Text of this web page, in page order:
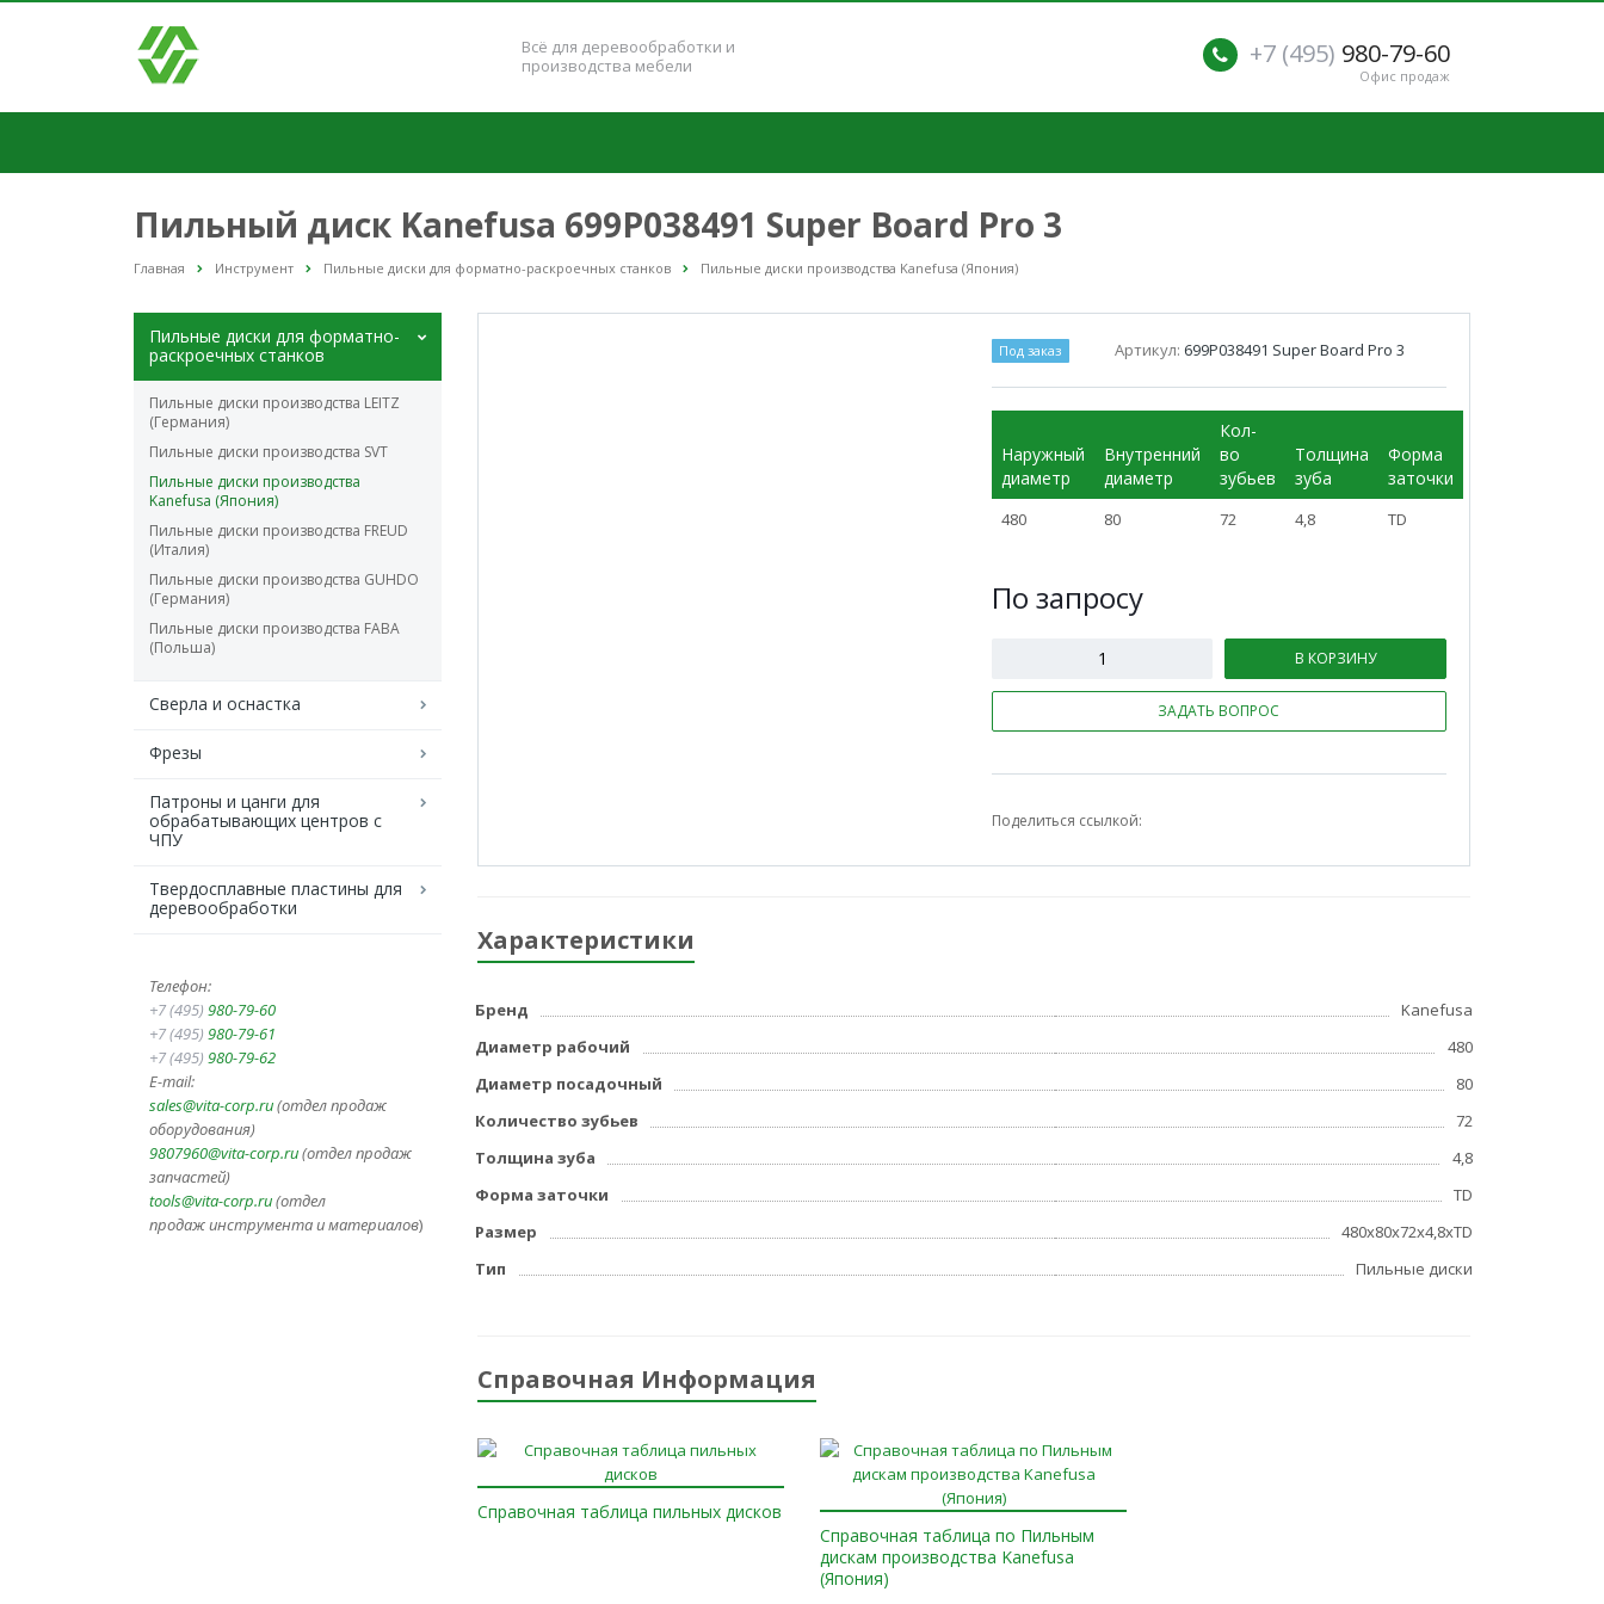
Всё для деревообработки и
производства мебели
+7 (495) 980-79-60
Офис продаж
Пильный диск Kanefusa 699P038491 Super Board Pro 3
Главная Инструмент Пильные диски для форматно-раскроечных станков Пильные диски производства Kanefusa (Япония)
Пильные диски для форматно-
раскроечных станков
Пильные диски производства LEITZ
(Германия)
Пильные диски производства SVT
Пильные диски производства
Kanefusa (Япония)
Пильные диски производства FREUD
(Италия)
Пильные диски производства GUHDO
(Германия)
Пильные диски производства FABA
(Польша)
Сверла и оснастка
Фрезы
Патроны и цанги для
обрабатывающих центров с
ЧПУ
Твердосплавные пластины для
деревообработки
Телефон:
+7 (495) 980-79-60
+7 (495) 980-79-61
+7 (495) 980-79-62
E-mail:
sales@vita-corp.ru(отдел продаж
оборудования)
9807960@vita-corp.ru(отдел продаж
запчастей)
tools@vita-corp.ru(отдел
продаж инструмента иматериалов)
Под заказ Артикул: 699P038491 Super Board Pro 3
Наружный
диаметр
Внутренний
диаметр
Кол-
во
зубьев
Толщина
зуба
Форма
заточки
480 80 72 4,8 TD
По запросу
В КОРЗИНУ
ЗАДАТЬ ВОПРОС
Поделиться ссылкой:
Характеристики
Бренд
Kanefusa
Диаметр рабочий
480
Диаметр посадочный
80
Количество зубьев
72
Толщина зуба
4,8
Форма заточки
TD
Размер
480x80x72x4,8xTD
Тип
Пильные диски
Справочная Информация
Справочная таблица пильных дисков
Справочная таблица по Пильным
дискам производства Kanefusa
(Япония)